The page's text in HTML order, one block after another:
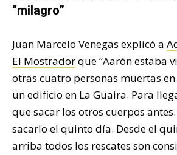
“milagro”
Juan Marcelo Venegas explicó a
El Mostradorque “Aarón estaba
otras cuatro personas muertas
un edificio en La Guaira. Para
que sacar los otros cuerpos
sacarlo el quinto día. Desde el
arriba todos los rescates son